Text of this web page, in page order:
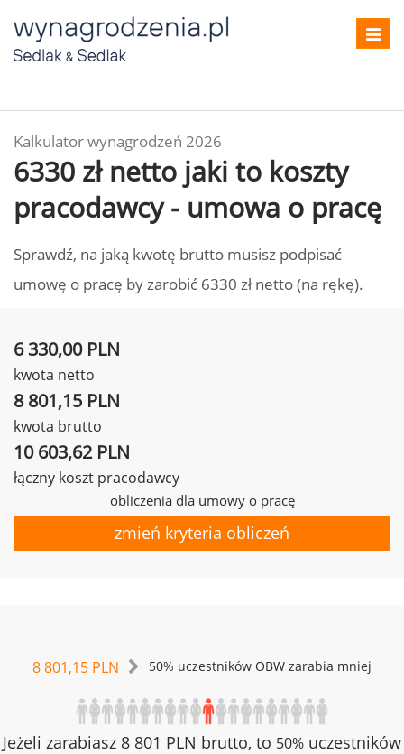
Kalkulator wynagrodzeń 2026
6330 zł netto jaki to koszty
pracodawcy - umowa o pracę
Sprawdź, na jaką kwotę brutto musisz podpisać
umowę o pracę by zarobić 6330 zł netto (na rękę).
6 330,00 PLN
kwota netto
8 801,15 PLN
kwota brutto
10 603,62 PLN
łączny koszt pracodawcy
obliczenia dla umowy o pracę
zmień kryteria obliczeń
8 801,15 PLN 50% uczestników OBW zarabia mniej
Jeżeli zarabiasz 8 801 PLN brutto, to 50% uczestników